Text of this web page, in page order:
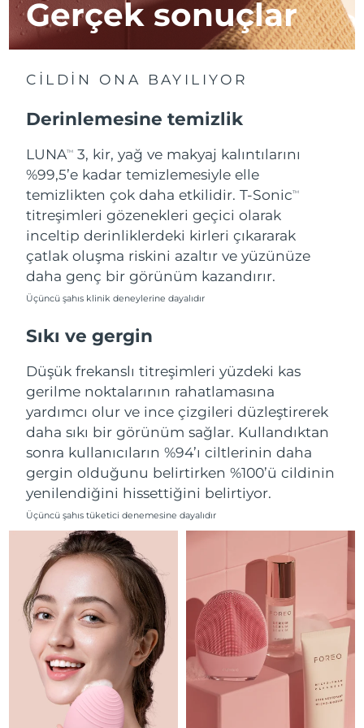
Gerçek sonuçlar
CİLDİN ONA BAYILIYOR
Derinlemesine temizlik
LUNATM
3, kir, yağ ve makyaj kalıntılarını
%99,5’e kadar temizlemesiyle elle
temizlikten çok daha etkilidir. T-SonicTM
titreşimleri gözenekleri geçici olarak
inceltip derinliklerdeki kirleri çıkararak
çatlak oluşma riskini azaltır ve yüzünüze
daha genç bir görünüm kazandırır.
Üçüncü şahıs klinik deneylerine dayalıdır
Sıkı ve gergin
Düşük frekanslı titreşimleri yüzdeki kas
gerilme noktalarının rahatlamasına
yardımcı olur ve ince çizgileri düzleştirerek
daha sıkı bir görünüm sağlar. Kullandıktan
sonra kullanıcıların %94’ı ciltlerinin daha
gergin olduğunu belirtirken %100’ü cildinin
yenilendiğini hissettiğini belirtiyor.
Üçüncü şahıs tüketici denemesine dayalıdır
İsrail
Tahmini teslim tarihi
12/08/2026
İtalya
Tahmini teslim tarihi
Japonya
Tahmini teslim tarihi
Jersey
Tahmini teslim tarihi
Kazakistan
Tahmini teslim tarihi
10/08/2026
Kuveyt
Tahmini teslim tarihi
08/08/2026
Lübnan
Tahmini teslim tarihi
09/08/2026
Litvanya
Tahmini teslim tarihi
08/08/2026
Lüksemburg
Tahmini teslim tarihi
08/08/2026
Çin Makao ÖİB
Malezya
Tahmini teslim tarihi
Malta
Tahmini teslim tarihi
08/08/2026
Meksika
Tahmini teslim tarihi
12/08/2026
Monako
Tahmini teslim tarihi